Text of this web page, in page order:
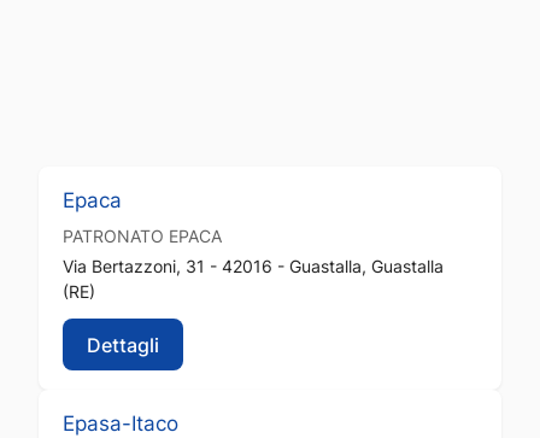
Epaca
PATRONATO EPACA
Via Bertazzoni, 31 - 42016 - Guastalla, Guastalla
(RE)
Dettagli
Epasa-Itaco